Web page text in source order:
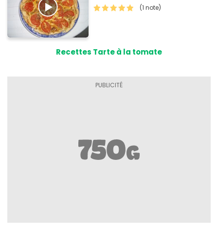
(1 note)
Recettes Tarte à la tomate